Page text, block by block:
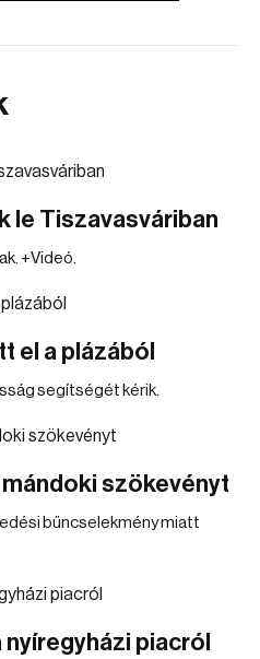
le Tiszavasváriban
+Videó.
el a plázából
segítségét kérik.
szökevényt
bűncselekmény miatt
piacról